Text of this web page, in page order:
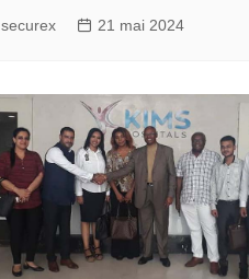
securex 21 mai 2024